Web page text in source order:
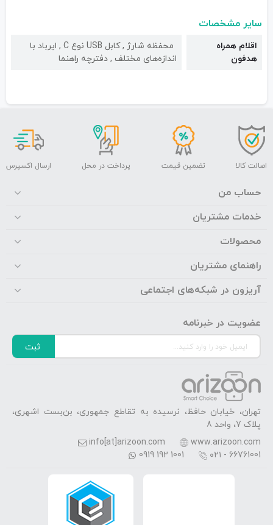
سایر مشخصات
اقلام همراه
هدفون
محفظه شارژ , کابل USB نوع C , ایرباد با
اندازه‌های مختلف , دفترچه راهنما
اصالت کالا تضمین قیمت پرداخت در محل ارسال اکسپرس
حساب من
خدمات مشتریان
محصولات
راهنمای مشتریان
آریزون در شبکه‌های اجتماعی
عضویت در خبرنامه
ثبت
تهران، خیابان حافظ، نرسیده به تقاطع جمهوری، بن‌بست اشهری،
پلاک 7، واحد 8
www.arizoon.com
info[at]arizoon.com
۰۲۱ - 66761001
0919 192 1001